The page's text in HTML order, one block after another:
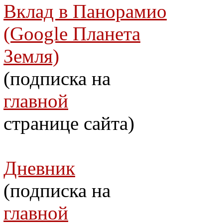
Вклад в Панорамио
(Google Планета
Земля)
(подписка на
главной
странице сайта)
Дневник
(подписка на
главной